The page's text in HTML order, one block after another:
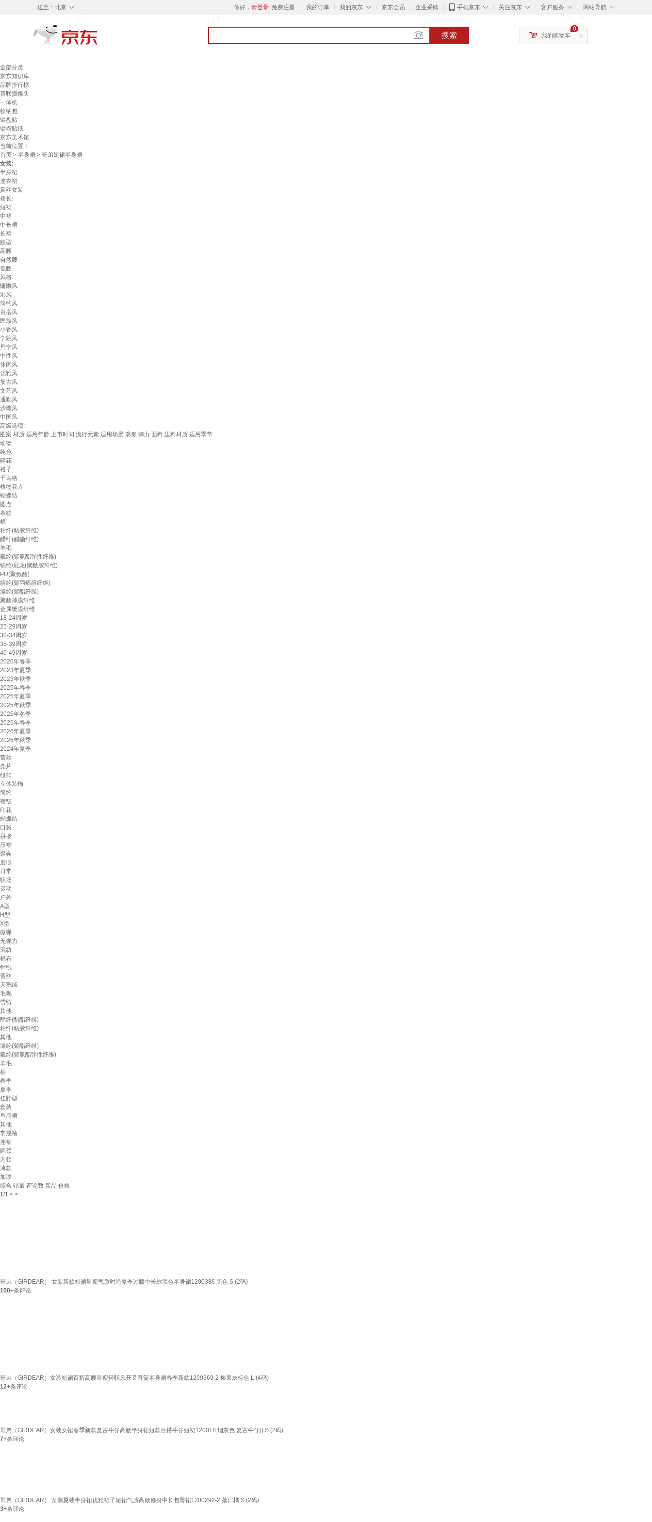
◇
送至： 北京 你好， 请登录 免费注册 我的订单 ◇
我的京东 京东会员 企业采购 ◇
手机京东 ◇
关注京东 ◇
客户服务 ◇
网站导航
搜索 >
0
我的购物车
全部分类
京东知识库
品牌排行榜
普联摄像头
一体机
收纳包
键盘贴
键帽贴纸
京东美术馆
当前位置：
首页 > 半身裙 > 哥弟短裙半身裙
女装:
半身裙
连衣裙
真丝女装
裙长:
短裙
中裙
中长裙
长裙
腰型:
高腰
自然腰
低腰
风格:
慵懒风
港风
简约风
百搭风
民族风
小香风
学院风
丹宁风
中性风
休闲风
优雅风
复古风
文艺风
通勤风
沙滩风
中国风
高级选项:
图案 材质 适用年龄 上市时间 流行元素 适用场景 廓形 弹力 面料 里料材质 适用季节
动物
纯色
碎花
格子
千鸟格
植物花卉
蝴蝶结
圆点
条纹
棉
粘纤(粘胶纤维)
醋纤(醋酯纤维)
羊毛
氨纶(聚氨酯弹性纤维)
锦纶/尼龙(聚酰胺纤维)
PU(聚氨酯)
腈纶(聚丙烯腈纤维)
涤纶(聚酯纤维)
聚酯薄膜纤维
金属镀膜纤维
18-24周岁
25-29周岁
30-34周岁
35-39周岁
40-49周岁
2020年春季
2023年夏季
2023年秋季
2025年春季
2025年夏季
2025年秋季
2025年冬季
2026年春季
2026年夏季
2026年秋季
2024年夏季
蕾丝
亮片
纽扣
立体装饰
简约
褶皱
印花
蝴蝶结
口袋
拼接
压褶
聚会
度假
日常
职场
运动
户外
A型
H型
X型
微弹
无弹力
混纺
棉布
针织
蕾丝
天鹅绒
毛呢
雪纺
其他
醋纤(醋酯纤维)
粘纤(粘胶纤维)
其他
涤纶(聚酯纤维)
氨纶(聚氨酯弹性纤维)
羊毛
棉
春季
夏季
挂脖型
套装
鱼尾裙
其他
常规袖
连袖
圆领
方领
薄款
加厚
综合 销量 评论数 新品 价格
1/1 < >
哥弟（GIRDEAR） 女装新款短裙显瘦气质时尚夏季过膝中长款黑色半身裙1200386 黑色 S (2码)
100+条评论
哥弟（GIRDEAR）女装短裙百搭高腰显瘦轻职风开叉直筒半身裙春季新款1200369-2 榛果灰棕色 L (4码)
12+条评论
哥弟（GIRDEAR）女装女裙春季新款复古牛仔高腰半身裙短款百搭牛仔短裙120018 烟灰色 复古牛仔() S (2码)
7+条评论
哥弟（GIRDEAR） 女装夏装半身裙优雅裙子短裙气质高腰修身中长包臀裙1200292-2 落日橘 S (2码)
3+条评论